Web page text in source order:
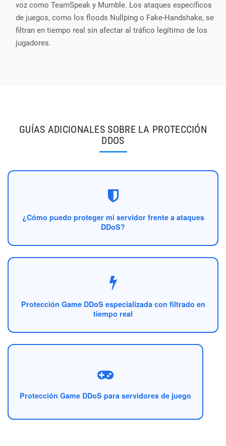
voz como TeamSpeak y Mumble. Los ataques específicos
de juegos, como los floods Nullping o Fake-Handshake, se
filtran en tiempo real sin afectar al tráfico legítimo de los
jugadores.
GUÍAS ADICIONALES SOBRE LA PROTECCIÓN
DDOS
¿Cómo puedo proteger mi servidor frente a ataques
DDoS?
Protección Game DDoS especializada con filtrado en
tiempo real
Protección Game DDoS para servidores de juego